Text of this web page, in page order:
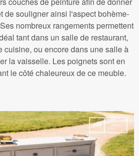
de souligner ainsi l'aspect bohème-
nombreux rangements permettent
tant dans un salle de restaurant,
cuisine, ou encore dans une salle à
la vaisselle. Les poignets sont en
le côté chaleureux de ce meuble.